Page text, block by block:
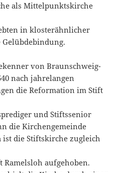
als Mittelpunktskirche
in klosterähnlicher
von Braunschweig-
nach jahrelangen
die Reformation im Stift
und Stiftssenior
die Kirchengemeinde
ist die Stiftskirche zugleich
Ramelsloh aufgehoben.